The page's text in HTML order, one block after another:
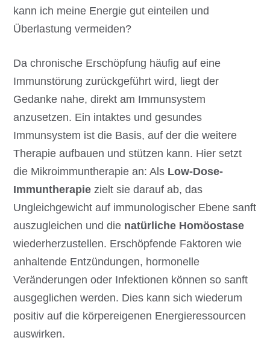
kann ich meine Energie gut einteilen und
Überlastung vermeiden?
Da chronische Erschöpfung häufig auf eine
Immunstörung zurückgeführt wird, liegt der
Gedanke nahe, direkt am Immunsystem
anzusetzen. Ein intaktes und gesundes
Immunsystem ist die Basis, auf der die weitere
Therapie aufbauen und stützen kann. Hier setzt
die Mikroimmuntherapie an: Als Low-Dose-
Immuntherapie zielt sie darauf ab, das
Ungleichgewicht auf immunologischer Ebene sanft
auszugleichen und die natürliche Homöostase
wiederherzustellen. Erschöpfende Faktoren wie
anhaltende Entzündungen, hormonelle
Veränderungen oder Infektionen können so sanft
ausgeglichen werden. Dies kann sich wiederum
positiv auf die körpereigenen Energieressourcen
auswirken.